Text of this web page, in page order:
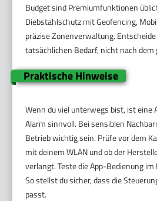
Budget sind Premiumfunktionen
Diebstahlschutz mit Geofencing,
präzise Zonenverwaltung.
tatsächlichen Bedarf, nicht nach
Praktische Hinweise
Wenn du viel unterwegs bist, ist eine
Alarm sinnvoll. Bei sensiblen
Betrieb wichtig sein. Prüfe vor dem
mit deinem WLAN und ob der
verlangt. Teste die App-Bedienung im
So stellst du sicher, dass die
passt.